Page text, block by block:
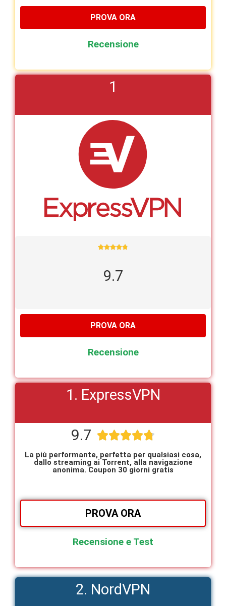
PROVA ORA
Recensione
1

9.7
PROVA ORA
Recensione
1. ExpressVPN
9.7 
La più performante, perfetta per qualsiasi cosa,
dallo streaming ai Torrent, alla navigazione
anonima. Coupon 30 giorni gratis
PROVA ORA
Recensione e Test
2. NordVPN